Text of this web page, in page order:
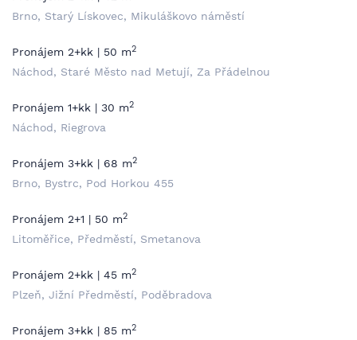
Brno, Starý Lískovec, Mikuláškovo náměstí
Pronájem 2+kk | 50 m2
Náchod, Staré Město nad Metují, Za Přádelnou
Pronájem 1+kk | 30 m2
Náchod, Riegrova
Pronájem 3+kk | 68 m2
Brno, Bystrc, Pod Horkou 455
Pronájem 2+1 | 50 m2
Litoměřice, Předměstí, Smetanova
Pronájem 2+kk | 45 m2
Plzeň, Jižní Předměstí, Poděbradova
Pronájem 3+kk | 85 m2